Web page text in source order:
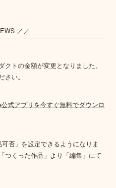
／／
トの金額が変更となりました。
さい。
式アプリを今すぐ無料でダウンロ
否」を設定できるようになりま
つくった作品」より「編集」にて